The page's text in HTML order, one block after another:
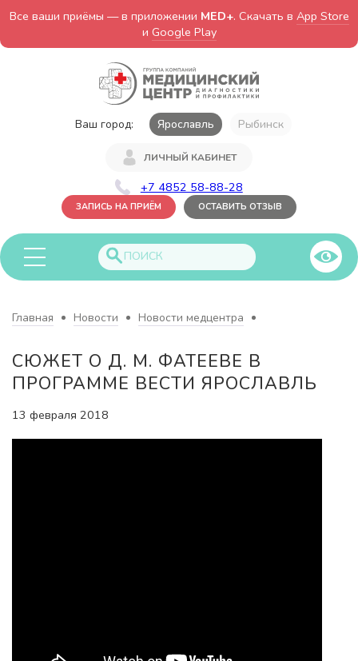
Все ваши приёмы — в приложении MED+. Скачать в App Store
и Google Play
Ваш город: Ярославль Рыбинск
ЛИЧНЫЙ КАБИНЕТ
+7 4852 58-88-28
ЗАПИСЬ НА ПРИЁМ ОСТАВИТЬ ОТЗЫВ
Главная Новости Новости медцентра
СЮЖЕТ О Д. М. ФАТЕЕВЕ В
ПРОГРАММЕ ВЕСТИ ЯРОСЛАВЛЬ
13 февраля 2018